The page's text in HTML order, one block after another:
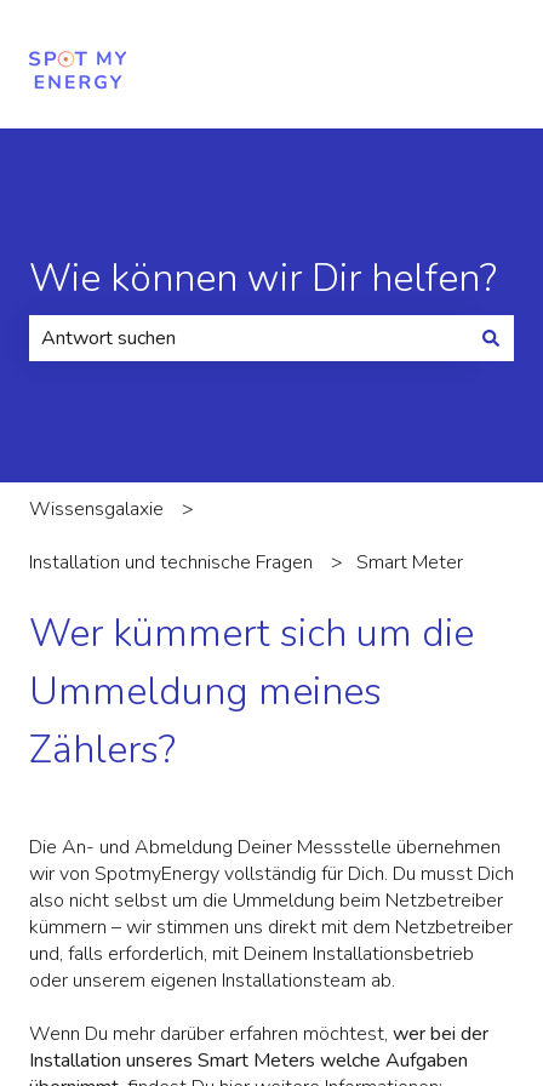
Wie können wir Dir helfen?
Wissensgalaxie
Installation und technische Fragen Smart Meter
Wer kümmert sich um die
Ummeldung meines
Zählers?
Die An- und Abmeldung Deiner Messstelle übernehmen
wir von SpotmyEnergy vollständig für Dich. Du musst Dich
also nicht selbst um die Ummeldung beim Netzbetreiber
kümmern – wir stimmen uns direkt mit dem Netzbetreiber
und, falls erforderlich, mit Deinem Installationsbetrieb
oder unserem eigenen Installationsteam ab.
Wenn Du mehr darüber erfahren möchtest, wer bei der
Installation unseres Smart Meters welche Aufgaben